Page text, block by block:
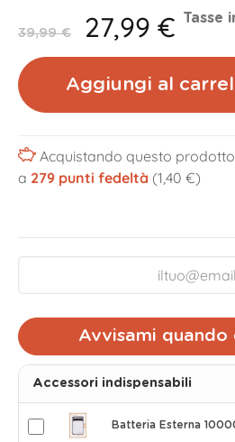
39,99 € 27,99 € Tasse
Aggiungi al
Acquistando questo
a 279 punti fedeltà (1,40 €)
Avvisami quando
Accessori indispensabili
Batteria Esterna